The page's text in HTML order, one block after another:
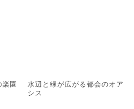
園
水辺と緑が広がる都会のオア
シス